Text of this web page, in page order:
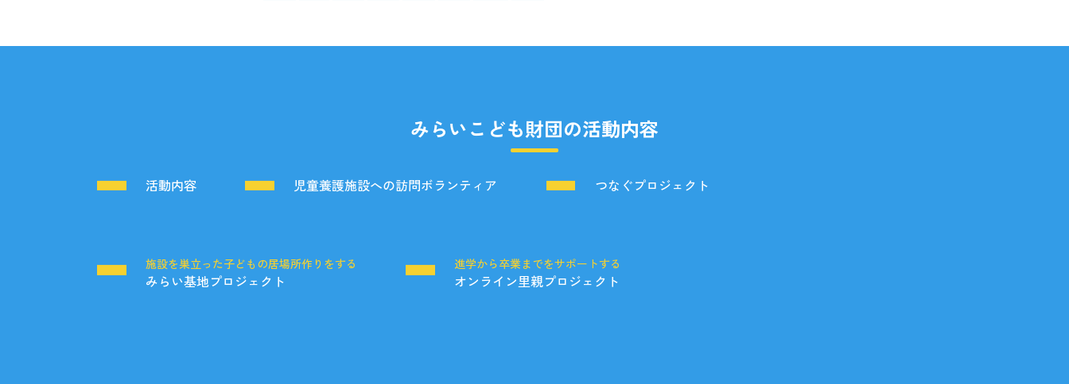
みらいこども財団の活動内容
活動内容 児童養護施設への訪問ボランティア つなぐプロジェクト
施設を巣立った子どもの居場所作りをする
みらい基地プロジェクト
進学から卒業までをサポートする
オンライン里親プロジェクト